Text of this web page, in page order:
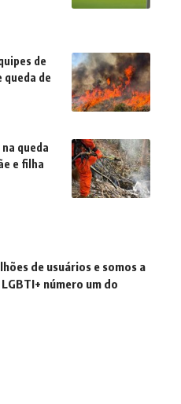
de
queda de
queda
e filha
de usuários e somos a
número um do